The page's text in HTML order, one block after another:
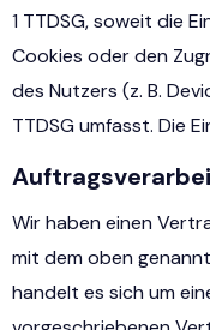
1 TTDSG, soweit die
Cookies oder den
des Nutzers (z. B.
TTDSG umfasst. Die
Wir haben einen
mit dem oben
handelt es sich um